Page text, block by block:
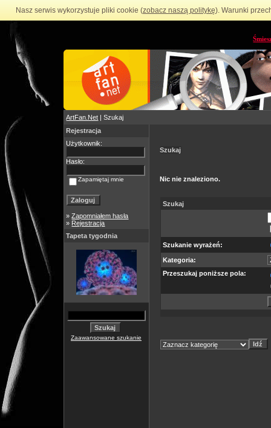
Nasz serwis wykorzystuje pliki cookie (zobacz naszą politykę). Warunki
ArtFan.Net | Szukaj
Rejestracja
Użytkownik:
Hasło:
Zapamiętaj mnie
»Zapomniałem hasła
» Rejestracja
Tapeta tygodnia
Zaawansowane szukanie
Szukaj
Nic nie znaleziono.
Szukaj
Szukanie wyrażeń:
Kategoria:
Przeszukaj poniższe pola: